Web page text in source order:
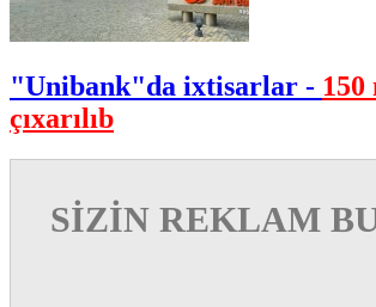
"Unibank"da ixtisarlar - 150
çıxarılıb
SİZİN REKLAM